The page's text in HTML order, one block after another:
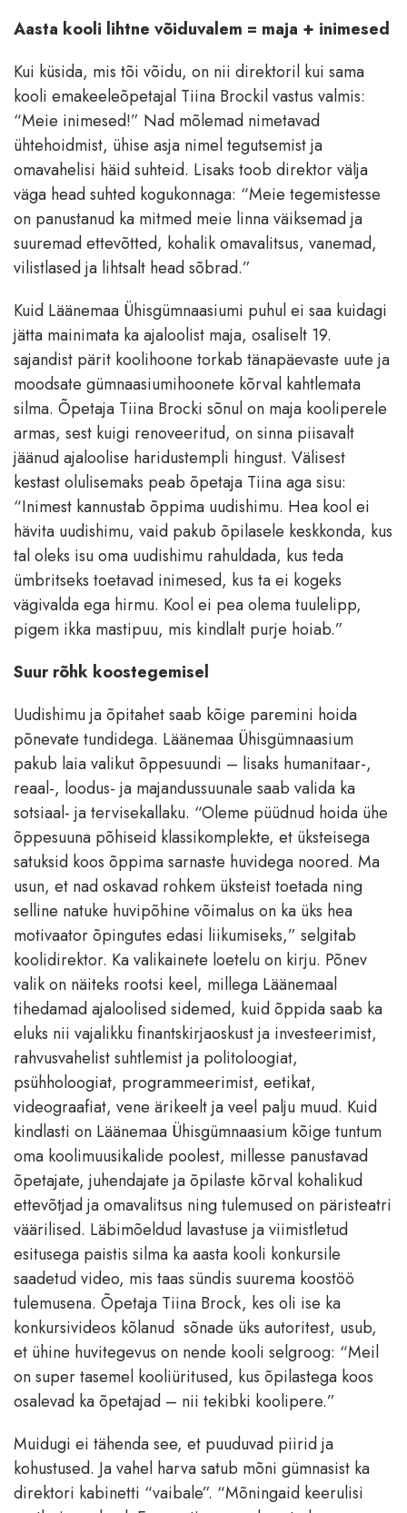
Aasta kooli lihtne võiduvalem = maja + inimesed
Kui küsida, mis tõi võidu, on nii direktoril kui sama
kooli emakeeleõpetajal Tiina Brockil vastus valmis:
“Meie inimesed!” Nad mõlemad nimetavad
ühtehoidmist, ühise asja nimel tegutsemist ja
omavahelisi häid suhteid. Lisaks toob direktor välja
väga head suhted kogukonnaga: “Meie tegemistesse
on panustanud ka mitmed meie linna väiksemad ja
suuremad ettevõtted, kohalik omavalitsus, vanemad,
vilistlased ja lihtsalt head sõbrad.”
Kuid Läänemaa Ühisgümnaasiumi puhul ei saa kuidagi
jätta mainimata ka ajaloolist maja, osaliselt 19.
sajandist pärit koolihoone torkab tänapäevaste uute ja
moodsate gümnaasiumihoonete kõrval kahtlemata
silma. Õpetaja Tiina Brocki sõnul on maja kooliperele
armas, sest kuigi renoveeritud, on sinna piisavalt
jäänud ajaloolise haridustempli hingust. Välisest
kestast olulisemaks peab õpetaja Tiina aga sisu:
“Inimest kannustab õppima uudishimu. Hea kool ei
hävita uudishimu, vaid pakub õpilasele keskkonda, kus
tal oleks isu oma uudishimu rahuldada, kus teda
ümbritseks toetavad inimesed, kus ta ei kogeks
vägivalda ega hirmu. Kool ei pea olema tuulelipp,
pigem ikka mastipuu, mis kindlalt purje hoiab.”
Suur rõhk koostegemisel
Uudishimu ja õpitahet saab kõige paremini hoida
põnevate tundidega. Läänemaa Ühisgümnaasium
pakub laia valikut õppesuundi – lisaks humanitaar-,
reaal-, loodus- ja majandussuunale saab valida ka
sotsiaal- ja tervisekallaku. “Oleme püüdnud hoida ühe
õppesuuna põhiseid klassikomplekte, et üksteisega
satuksid koos õppima sarnaste huvidega noored. Ma
usun, et nad oskavad rohkem üksteist toetada ning
selline natuke huvipõhine võimalus on ka üks hea
motivaator õpingutes edasi liikumiseks,” selgitab
koolidirektor. Ka valikainete loetelu on kirju. Põnev
valik on näiteks rootsi keel, millega Läänemaal
tihedamad ajaloolised sidemed, kuid õppida saab ka
eluks nii vajalikku finantskirjaoskust ja investeerimist,
rahvusvahelist suhtlemist ja politoloogiat,
psühholoogiat, programmeerimist, eetikat,
videograafiat, vene ärikeelt ja veel palju muud. Kuid
kindlasti on Läänemaa Ühisgümnaasium kõige tuntum
oma koolimuusikalide poolest, millesse panustavad
õpetajate, juhendajate ja õpilaste kõrval kohalikud
ettevõtjad ja omavalitsus ning tulemused on päristeatri
väärilised. Läbimõeldud lavastuse ja viimistletud
esitusega paistis silma ka aasta kooli konkursile
saadetud video, mis taas sündis suurema koostöö
tulemusena. Õpetaja Tiina Brock, kes oli ise ka
konkursivideos kõlanud sõnade üks autoritest, usub,
et ühine huvitegevus on nende kooli selgroog: “Meil
on super tasemel kooliüritused, kus õpilastega koos
osalevad ka õpetajad – nii tekibki koolipere.”
Muidugi ei tähenda see, et puuduvad piirid ja
kohustused. Ja vahel harva satub mõni gümnasist ka
direktori kabinetti “vaibale”. “Mõningaid keerulisi